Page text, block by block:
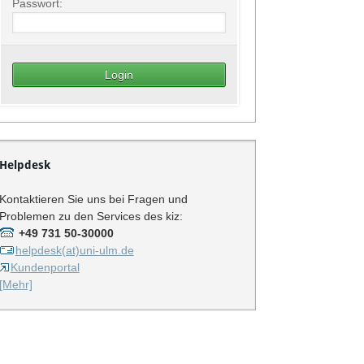
Passwort:
Sie uns bei Fragen und
zu den Services des kiz:
+49 731 50-30000
helpdesk(at)uni-ulm.de
Kundenportal